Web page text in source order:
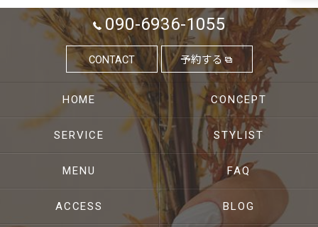
090-6936-1055
CONTACT 予約する
HOME CONCEPT
SERVICE STYLIST
MENU FAQ
ACCESS BLOG